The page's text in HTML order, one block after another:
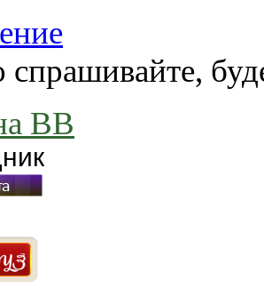
спрашивайте,
ВВ